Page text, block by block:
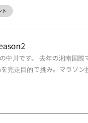
ト
中川です。 去年の湘南国
完走目的で挑み。マラソ